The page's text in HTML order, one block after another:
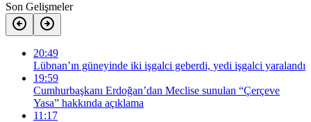
Son Gelişmeler
20:49
Lübnan’ın güneyinde iki işgalci geberdi, yedi işgalci yaralandı
19:59
Cumhurbaşkanı Erdoğan’dan Meclise sunulan “Çerçeve
Yasa” hakkında açıklama
11:17